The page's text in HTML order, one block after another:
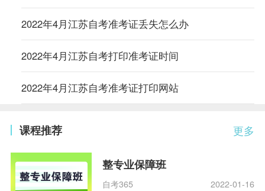
2022年4月江苏自考准考证丢失怎么办
2022年4月江苏自考打印准考证时间
2022年4月江苏自考准考证打印网站
更多
课程推荐
整专业保障班
自考365 2022-01-16